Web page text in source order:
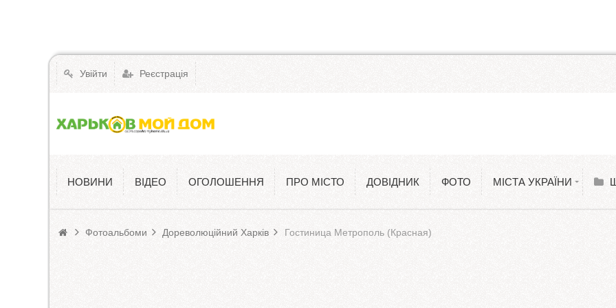
Увійти Реєстрація
НОВИНИ ВІДЕО ОГОЛОШЕННЯ ПРО МІСТО ДОВІДНИК ФОТО МІСТА УКРАЇНИ
Київ
Фотоальбоми Дореволюційний Харків Гостиница Метрополь (Красная)